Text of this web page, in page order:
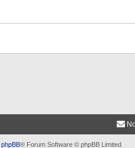
phpBB® Forum Software © phpBB Limited